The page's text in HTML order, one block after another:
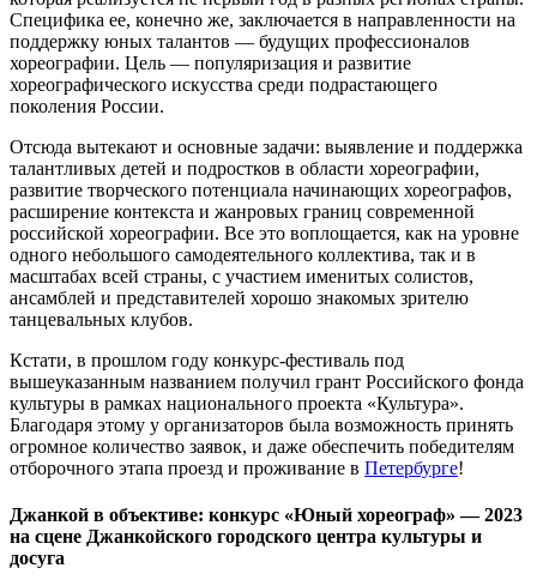
Специфика ее, конечно же, заключается в направленности на
поддержку юных талантов — будущих профессионалов
хореографии. Цель — популяризация и развитие
хореографического искусства среди подрастающего
поколения России.
Отсюда вытекают и основные задачи: выявление и поддержка
талантливых детей и подростков в области хореографии,
развитие творческого потенциала начинающих хореографов,
расширение контекста и жанровых границ современной
российской хореографии. Все это воплощается, как на уровне
одного небольшого самодеятельного коллектива, так и в
масштабах всей страны, с участием именитых солистов,
ансамблей и представителей хорошо знакомых зрителю
танцевальных клубов.
Кстати, в прошлом году конкурс-фестиваль под
вышеуказанным названием получил грант Российского фонда
культуры в рамках национального проекта «Культура».
Благодаря этому у организаторов была возможность принять
огромное количество заявок, и даже обеспечить победителям
отборочного этапа проезд и проживание в Петербурге!
Джанкой в объективе: конкурс «Юный хореограф» — 2023
на сцене Джанкойского городского центра культуры и
досуга